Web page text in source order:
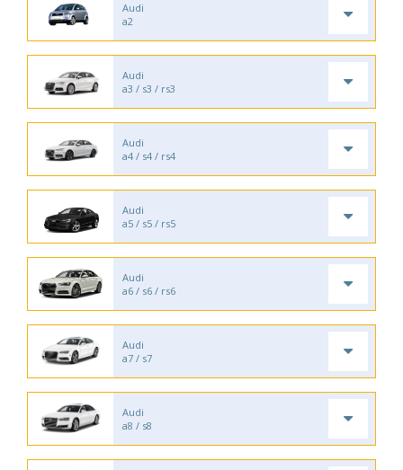
Audi
a2
Audi
a3 / s3 / rs3
Audi
a4 / s4 / rs4
Audi
a5 / s5 / rs5
Audi
a6 / s6 / rs6
Audi
a7 / s7
Audi
a8 / s8